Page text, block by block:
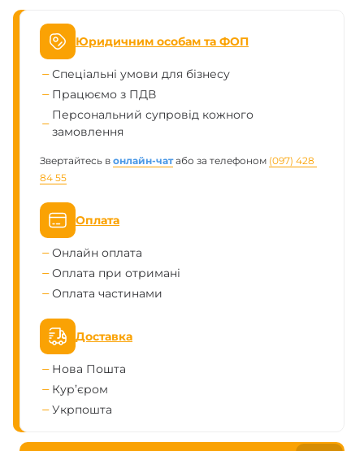
Юридичним особам та ФОП
Спеціальні умови для бізнесу
Працюємо з ПДВ
Персональний супровід кожного
замовлення
Звертайтесь в онлайн-чат або за телефоном (097) 428
84 55
Оплата
Онлайн оплата
Оплата при отримані
Оплата частинами
Доставка
Нова Пошта
Кур’єром
Укрпошта